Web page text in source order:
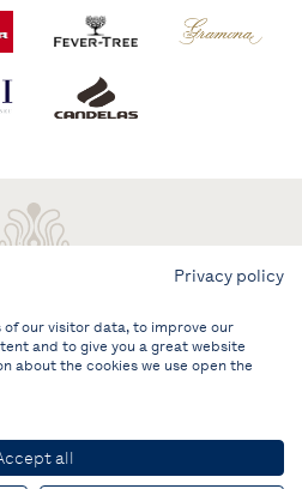
PRIVADA
Privacy policy
of our visitor data, to improve our
and to give you a great website
about the cookies we use open the
all